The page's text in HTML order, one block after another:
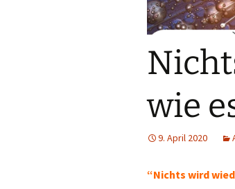
wie
9. April 2020
“Nichts wird